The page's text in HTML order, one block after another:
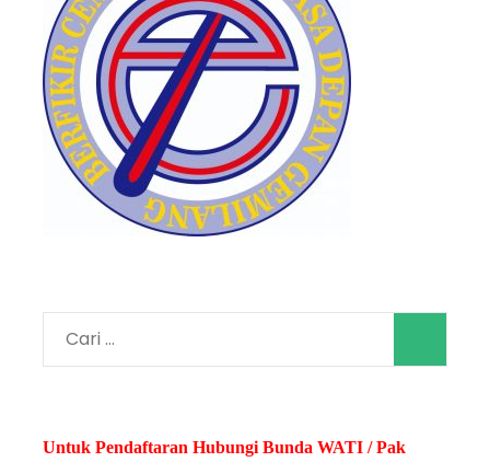
Cari
untuk:
Untuk Pendaftaran Hubungi Bunda WATI / Pak